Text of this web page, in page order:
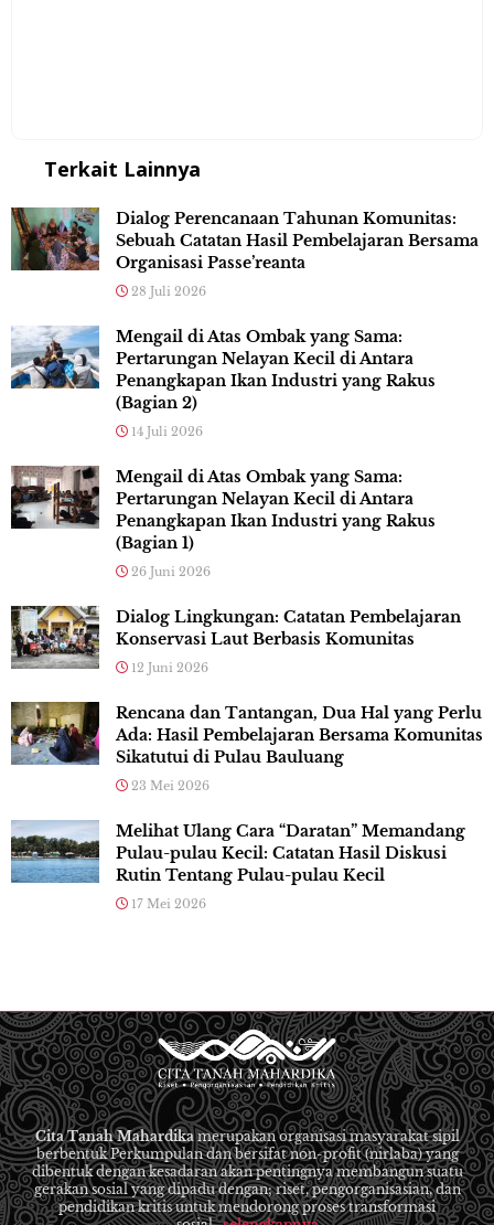
Terkait Lainnya
Dialog Perencanaan Tahunan Komunitas:
Sebuah Catatan Hasil Pembelajaran Bersama
Organisasi Passe’reanta
28 Juli 2026
Mengail di Atas Ombak yang Sama:
Pertarungan Nelayan Kecil di Antara
Penangkapan Ikan Industri yang Rakus
(Bagian 2)
14 Juli 2026
Mengail di Atas Ombak yang Sama:
Pertarungan Nelayan Kecil di Antara
Penangkapan Ikan Industri yang Rakus
(Bagian 1)
26 Juni 2026
Dialog Lingkungan: Catatan Pembelajaran
Konservasi Laut Berbasis Komunitas
12 Juni 2026
Rencana dan Tantangan, Dua Hal yang Perlu
Ada: Hasil Pembelajaran Bersama Komunitas
Sikatutui di Pulau Bauluang
23 Mei 2026
Melihat Ulang Cara “Daratan” Memandang
Pulau-pulau Kecil: Catatan Hasil Diskusi
Rutin Tentang Pulau-pulau Kecil
17 Mei 2026
Cita Tanah Mahardikamerupakan organisasi masyarakat sipil
berbentuk Perkumpulan dan bersifat non-profit (nirlaba) yang
dibentuk dengan kesadaran akan pentingnya membangun suatu
gerakan sosial yang dipadu dengan; riset, pengorganisasian, dan
pendidikan kritis untuk mendorong proses transformasi